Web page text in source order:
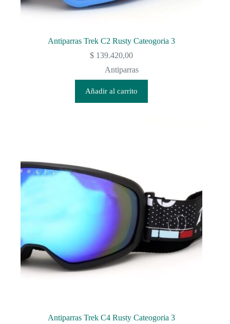
Antiparras Trek C2 Rusty Cateogoria 3
$ 139.420,00
Antiparras
Añadir al carrito
Antiparras Trek C4 Rusty Cateogoria 3